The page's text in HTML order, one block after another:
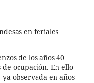
en feriales
de los años 40
ocupación. En ello
observada en años